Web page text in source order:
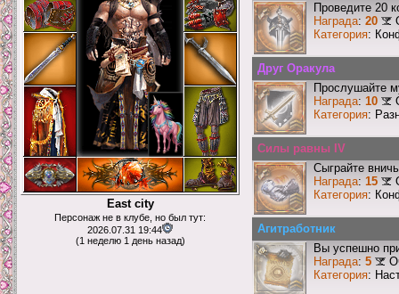
East city
Персонаж не в клубе, но был тут:
2026.07.31 19:44
(1 неделю 1 день назад)
Проведите 20
Награда: 20
Категория:
Друг Оракула
Прослушайте
Награда: 10
Категория:
Силы равны IV
Сыграйте
Награда: 15
Категория:
Агитработник
Вы успешно
Награда: 5
Категория: